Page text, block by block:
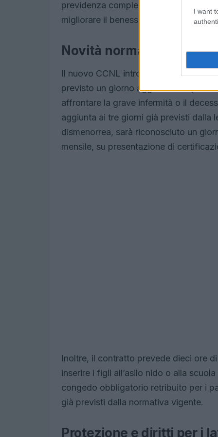
I want
previdenza complementare e per
migliorare il benessere complessivo
Novità normative per il
Il nuovo CCNL introduce anche
previsto un giorno aggiuntivo di
affrontare la grave infermità o il
aggiunta ai tre giorni già previsti dalla
dismenorrea, sarà riconosciuto un
mensile, su presentazione di
Inoltre, il contratto prevede dieci ore
inserire i figli all’asilo nido o alla
congedo obbligatorio retribuito per i
già previsti dalla normativa vigente.
Protezione e diritti per i